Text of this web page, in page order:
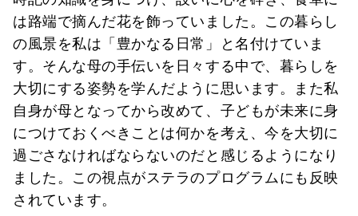
は路端で摘んだ花を飾っていました。この暮らし
の風景を私は「豊かなる日常」と名付けていま
す。そんな母の手伝いを日々する中で、暮らしを
大切にする姿勢を学んだように思います。また私
自身が母となってから改めて、子どもが未来に身
につけておくべきことは何かを考え、今を大切に
過ごさなければならないのだと感じるようになり
ました。この視点がステラのプログラムにも反映
されています。